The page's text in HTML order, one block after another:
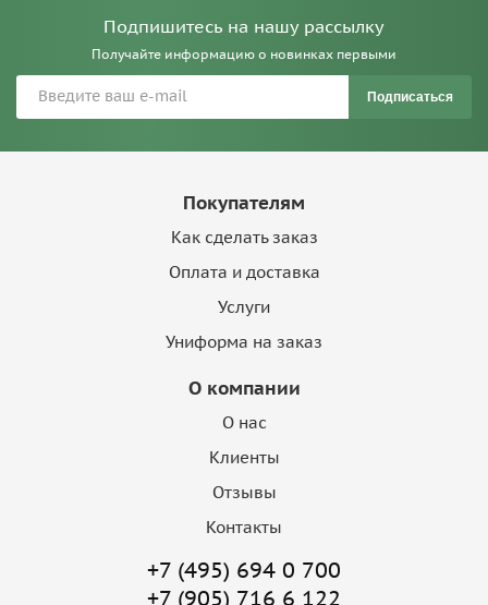
Подпишитесь на нашу рассылку
Получайте информацию о новинках первыми
Подписаться
Покупателям
Как сделать заказ
Оплата и доставка
Услуги
Униформа на заказ
О компании
О нас
Клиенты
Отзывы
Контакты
+7 (495) 694 0 700
+7 (905) 716 6 122